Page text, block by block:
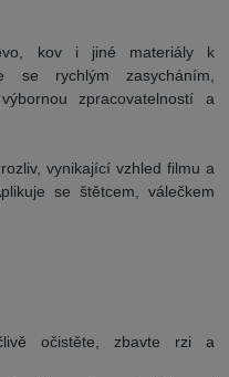
kov i jiné materiály k
se rychlým zasycháním,
zpracovatelností a
vynikající vzhled filmu a
se štětcem, válečkem
očistěte, zbavte rzi a